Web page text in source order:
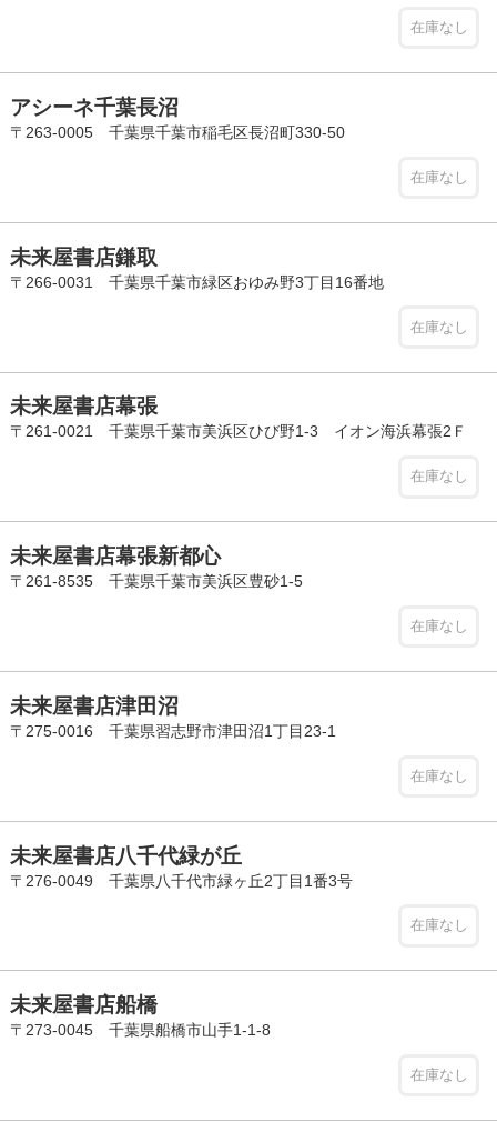
在庫なし
アシーネ千葉長沼
〒263-0005 千葉県千葉市稲毛区長沼町330-50
在庫なし
未来屋書店鎌取
〒266-0031 千葉県千葉市緑区おゆみ野3丁目16番地
在庫なし
未来屋書店幕張
〒261-0021 千葉県千葉市美浜区ひび野1-3 イオン海浜幕張2Ｆ
在庫なし
未来屋書店幕張新都心
〒261-8535 千葉県千葉市美浜区豊砂1-5
在庫なし
未来屋書店津田沼
〒275-0016 千葉県習志野市津田沼1丁目23-1
在庫なし
未来屋書店八千代緑が丘
〒276-0049 千葉県八千代市緑ヶ丘2丁目1番3号
在庫なし
未来屋書店船橋
〒273-0045 千葉県船橋市山手1-1-8
在庫なし